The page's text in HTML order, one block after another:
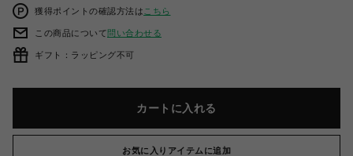
獲得ポイントの確認方法は こちら
この商品について問い合わせる
ギフト：ラッピング不可
カートに入れる
お気に入りアイテムに追加